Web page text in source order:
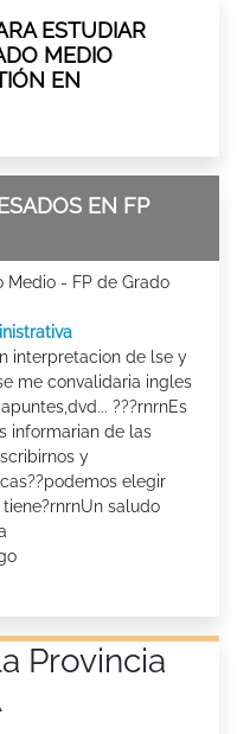
ESTUDIAR
MEDIO
EN
EN FP
Medio - FP de Grado
interpretacion de lse y
me convalidaria ingles
???rnrnEs
informarian de las
y
elegir
saludo
Provincia